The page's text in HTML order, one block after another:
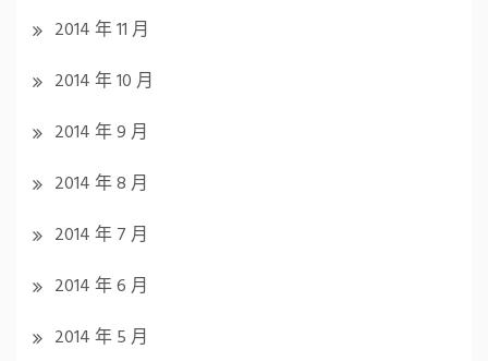
2014 年 11 月
2014 年 10 月
2014 年 9 月
2014 年 8 月
2014 年 7 月
2014 年 6 月
2014 年 5 月